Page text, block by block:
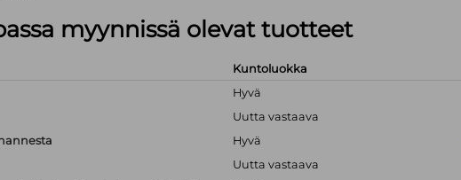
myynnissä olevat tuotteet
Kuntoluokka
Hyvä
Uutta vastaava
Hyvä
Uutta vastaava